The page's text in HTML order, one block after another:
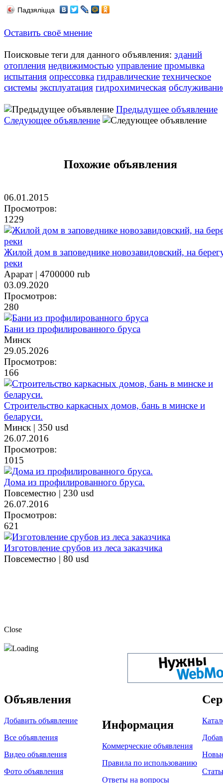
Падзяліцца
Оставить своё мнение
Поисковые теги для данного объявления: зданий
отопления недвижимостью управление промывка
испытания опрессовка гидравлические техническое
системы эксплуатация гидрохимическая
Предыдущее объявление
Следующее объявление
Похожие объявления
06.01.2015
Просмотров:
1229
Жилой дом в заповеднике новозавидовский, на
реки
Арарат | 4700000 rub
03.09.2020
Просмотров:
280
Бани из профилированного бруса
Минск
29.05.2026
Просмотров:
166
Строительство каркасных домов, бань в минске и
беларуси.
Минск | 350 usd
26.07.2016
Просмотров:
1015
Дома из профилированного бруса.
Повсеместно | 230 usd
26.07.2016
Просмотров:
621
Изготовление срубов из леса заказчика
Повсеместно | 80 usd
Close
Loading
Объявления
Добавить объявление
Все объявления
Видео объявления
Фото объявления
Информация
Коммерческие объявления
Правила по использованию
Ответы на вопросы